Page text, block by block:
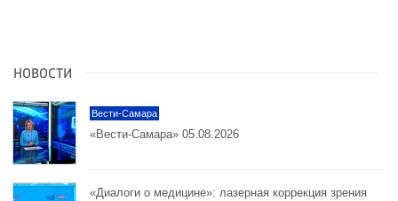
НОВОСТИ
Вести-Самара
«Вести-Самара» 05.08.2026
«Диалоги о медицине»: лазерная коррекция зрения